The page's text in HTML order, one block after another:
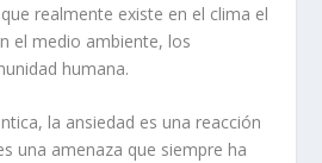
realmente existe en el clima el
el medio ambiente, los
humana.
la ansiedad es una reacción
una amenaza que siempre ha